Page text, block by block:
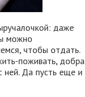
даже
можно
чтобы отдать.
поживать, добра
ней. Да пусть еще и